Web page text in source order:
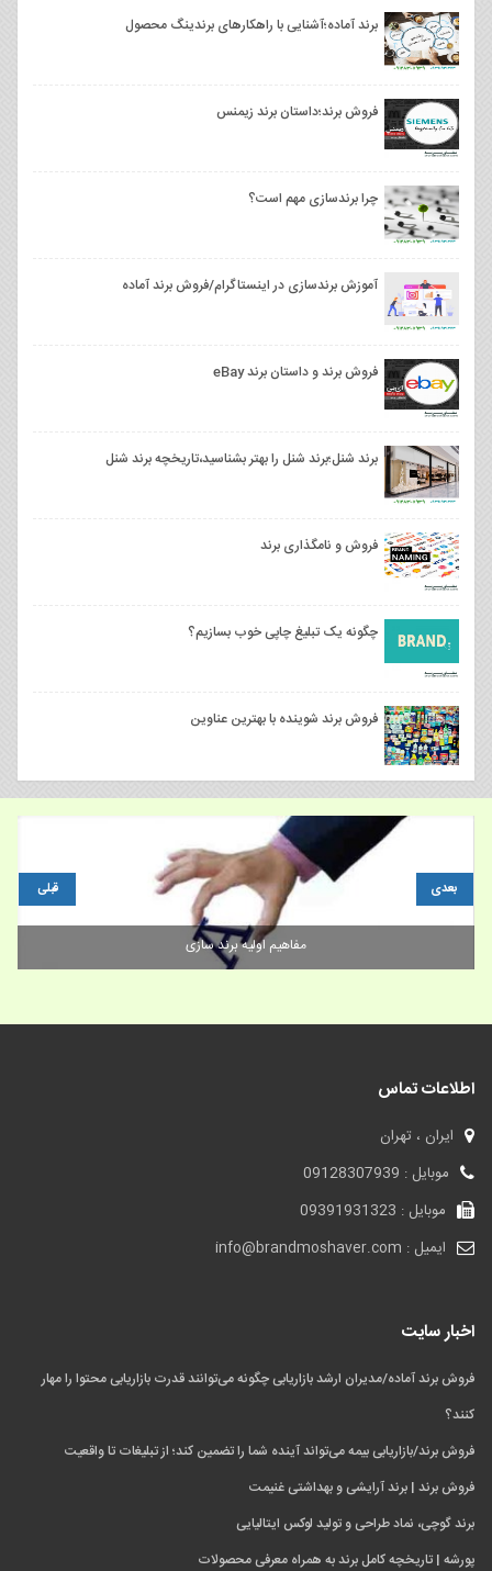
برند آماده؛آشنایی با راهکارهای برندینگ محصول
فروش برند؛داستان برند زیمنس
چرا برندسازی مهم است؟
آموزش برندسازی در اینستاگرام/فروش برند آماده
فروش برند و داستان برند eBay
برند شنل؛برند شنل را بهتر بشناسید،تاریخچه برند شنل
فروش و نامگذاری برند
چگونه یک تبلیغ چاپی خوب بسازیم؟
فروش برند شوینده با بهترین عناوین
مفاهیم اولیه برند سازی
قبلی بعدی
اطلاعات تماس
ایران ، تهران
موبایل : 09128307939
موبایل : 09391931323
ایمیل : info@brandmoshaver.com
اخبار سایت
فروش برند آماده/مدیران ارشد بازاریابی چگونه می‌توانند قدرت بازاریابی محتوا را مهار
کنند؟
فروش برند/بازاریابی بیمه می‌تواند آینده شما را تضمین کند؛ از تبلیغات تا واقعیت
فروش برند | برند آرایشی و بهداشتی غنیمت
برند گوچی، نماد طراحی و تولید لوکس ایتالیایی
پورشه | تاریخچه کامل برند به همراه معرفی محصولات